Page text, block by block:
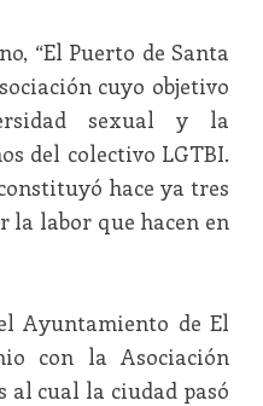
“El Puerto de Santa
cuyo objetivo
sexual y la
del colectivo LGTBI.
hace ya tres
la labor que hacen en
Ayuntamiento de El
con la Asociación
cual la ciudad pasó